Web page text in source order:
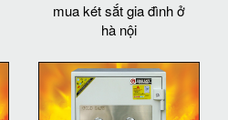
mua két sắt gia đình ở
hà nội